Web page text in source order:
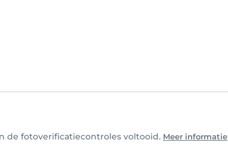
de fotoverificatiecontroles voltooid. Meer informatie